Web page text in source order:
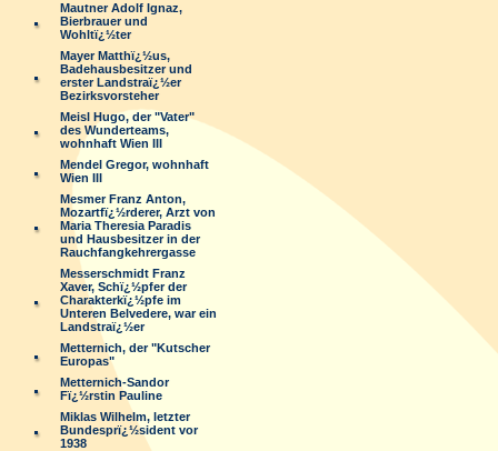
Mautner Adolf Ignaz,
Bierbrauer und
Wohltï¿½ter
Mayer Matthï¿½us,
Badehausbesitzer und
erster Landstraï¿½er
Bezirksvorsteher
Meisl Hugo, der "Vater"
des Wunderteams,
wohnhaft Wien III
Mendel Gregor, wohnhaft
Wien III
Mesmer Franz Anton,
Mozartfï¿½rderer, Arzt von
Maria Theresia Paradis
und Hausbesitzer in der
Rauchfangkehrergasse
Messerschmidt Franz
Xaver, Schï¿½pfer der
Charakterkï¿½pfe im
Unteren Belvedere, war ein
Landstraï¿½er
Metternich, der "Kutscher
Europas"
Metternich-Sandor
Fï¿½rstin Pauline
Miklas Wilhelm, letzter
Bundesprï¿½sident vor
1938